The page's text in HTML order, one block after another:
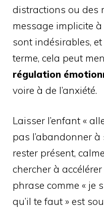
distractions ou des
message implicite à
sont indésirables,
terme, cela peut
régulation
voire à de l’anxiété.
Laisser l’enfant «
pas l’abandonner
rester présent,
chercher à
phrase comme « je
qu’il te faut » est